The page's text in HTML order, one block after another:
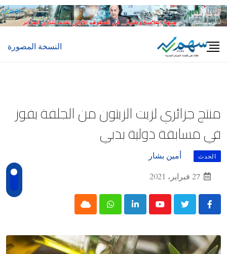
Skip
to
النسخة المصورة
منتج جزائري لزيت الزيتون من الجلفة يفوز
في مسابقة دولية بدبي
الحدث
أمين بشار
27 فبراير، 2021
Youtube
LinkedIn
Whatsapp
Cloud